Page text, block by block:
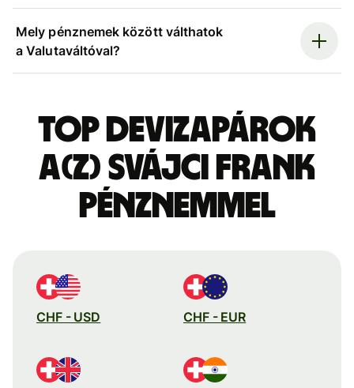
Mely pénznemek között válthatok
a Valutaváltóval?
Top devizapárok
a(z) svájci frank
pénznemmel
CHF - USD CHF - EUR